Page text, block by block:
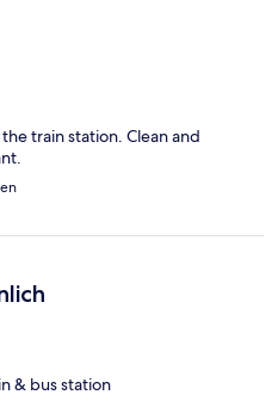
train station. Clean and
& bus station